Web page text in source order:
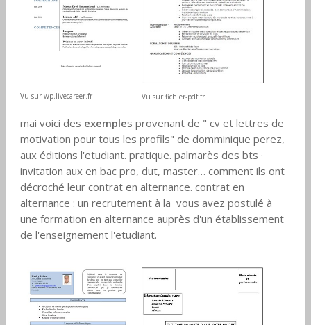
Vu sur wp.livecareer.fr Vu sur fichier-pdf.fr
mai voici des exemples provenant de " cv et lettres de
motivation pour tous les profils" de domminique perez,
aux éditions l'etudiant. pratique. palmarès des bts ·
invitation aux en bac pro, dut, master… comment ils ont
décroché leur contrat en alternance. contrat en
alternance : un recrutement à la vous avez postulé à
une formation en alternance auprès d'un établissement
de l'enseignement l'etudiant.